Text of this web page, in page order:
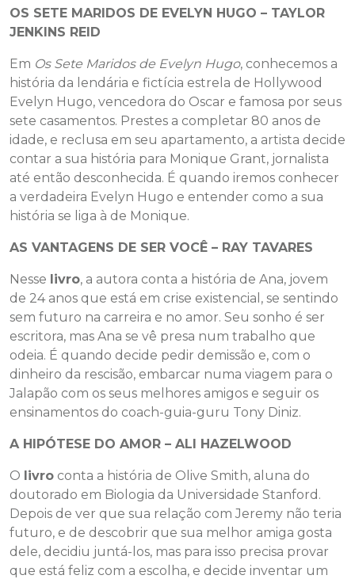
OS SETE MARIDOS DE EVELYN HUGO – TAYLOR
JENKINS REID
Em Os Sete Maridos de Evelyn Hugo, conhecemos a
história da lendária e fictícia estrela de Hollywood
Evelyn Hugo, vencedora do Oscar e famosa por seus
sete casamentos. Prestes a completar 80 anos de
idade, e reclusa em seu apartamento, a artista decide
contar a sua história para Monique Grant, jornalista
até então desconhecida. É quando iremos conhecer
a verdadeira Evelyn Hugo e entender como a sua
história se liga à de Monique.
AS VANTAGENS DE SER VOCÊ – RAY TAVARES
Nesse livro, a autora conta a história de Ana, jovem
de 24 anos que está em crise existencial, se sentindo
sem futuro na carreira e no amor. Seu sonho é ser
escritora, mas Ana se vê presa num trabalho que
odeia. É quando decide pedir demissão e, com o
dinheiro da rescisão, embarcar numa viagem para o
Jalapão com os seus melhores amigos e seguir os
ensinamentos do coach-guia-guru Tony Diniz.
A HIPÓTESE DO AMOR – ALI HAZELWOOD
O livro conta a história de Olive Smith, aluna do
doutorado em Biologia da Universidade Stanford.
Depois de ver que sua relação com Jeremy não teria
futuro, e de descobrir que sua melhor amiga gosta
dele, decidiu juntá-los, mas para isso precisa provar
que está feliz com a escolha, e decide inventar um